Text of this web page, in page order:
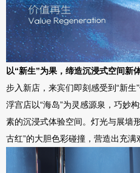
以“新生”为果，缔造沉浸式空间新
步入新店，来宾们即刻感受到“新生
浮宫店以“海岛”为灵感源泉，巧妙
素的沉浸式体验空间。灯光与展墙
古红”的大胆色彩碰撞，营造出充满